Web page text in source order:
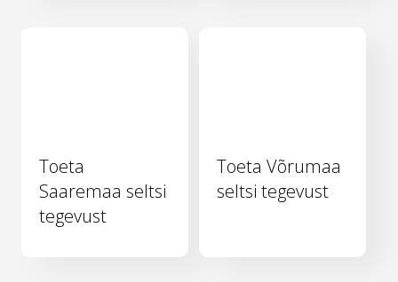
Toeta
Saaremaa seltsi
tegevust
Toeta Võrumaa
seltsi tegevust